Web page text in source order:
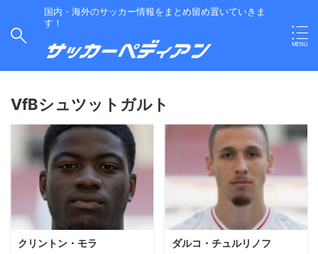
国内・海外のサッカー情報をまとめ留め置いていきま
す！
VfBシュツットガルト
クリントン・モラ ダルコ・チュルリノフ